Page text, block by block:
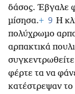
δάσος. Έβγαλε
μίσησα.+ 9 Η
πολύχρωμο
αρπακτικά
φέρτε τα να
κατέστρεψαν το